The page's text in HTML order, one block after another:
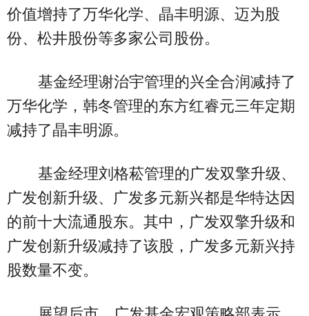
价值增持了万华化学、晶丰明源、迈为股
份、松井股份等多家公司股份。
基金经理谢治宇管理的兴全合润减持了
万华化学，韩冬管理的东方红睿元三年定期
减持了晶丰明源。
基金经理刘格菘管理的广发双擎升级、
广发创新升级、广发多元新兴都是华特达因
的前十大流通股东。其中，广发双擎升级和
广发创新升级减持了该股，广发多元新兴持
股数量不变。